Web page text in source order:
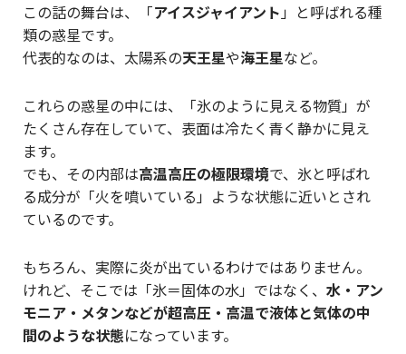
この話の舞台は、「アイスジャイアント」と呼ばれる種
類の惑星です。
代表的なのは、太陽系の天王星や海王星など。
これらの惑星の中には、「氷のように見える物質」が
たくさん存在していて、表面は冷たく青く静かに見え
ます。
でも、その内部は高温高圧の極限環境で、氷と呼ばれ
る成分が「火を噴いている」ような状態に近いとされ
ているのです。
もちろん、実際に炎が出ているわけではありません。
けれど、そこでは「氷＝固体の水」ではなく、 水・アン
モニア・メタンなどが超高圧・高温で液体と気体の中
間のような状態になっています。